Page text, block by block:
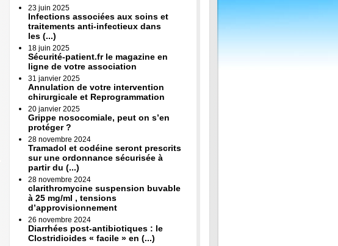
23 juin 2025
Infections associées aux soins et
traitements anti-infectieux dans
les (...)
18 juin 2025
Sécurité-patient.fr le magazine en
ligne de votre association
31 janvier 2025
Annulation de votre intervention
chirurgicale et Reprogrammation
20 janvier 2025
Grippe nosocomiale, peut on s’en
protéger ?
28 novembre 2024
Tramadol et codéine seront prescrits
sur une ordonnance sécurisée à
partir du (...)
28 novembre 2024
clarithromycine suspension buvable
à 25 mg/ml , tensions
d’approvisionnement
26 novembre 2024
Diarrhées post-antibiotiques : le
Clostridioides « facile » en (...)